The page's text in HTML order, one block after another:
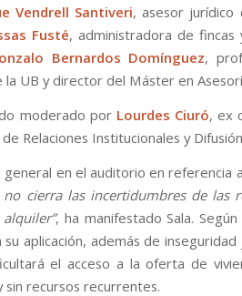
Vendrell Santiveri, asesor jurídico
Fusté, administradora de
Bernardos Domínguez,
la UB y director del Máster en
moderado por Lourdes Ciuró, ex
Relaciones Institucionales y
general en el auditorio en referencia
cierra las incertidumbres de las
, ha manifestado Sala.
aplicación, además de inseguridad
el acceso a la oferta de
sin recursos recurrentes.